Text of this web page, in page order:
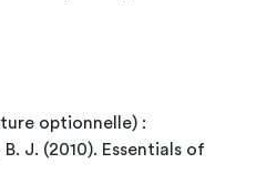
optionnelle) :
J. (2010). Essentials of